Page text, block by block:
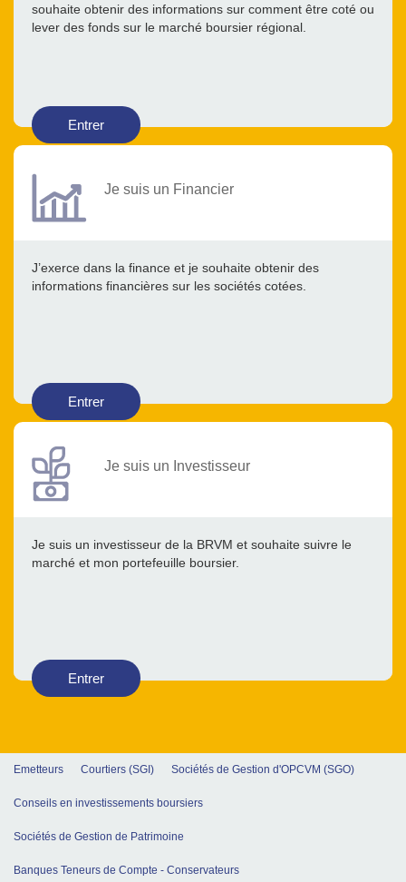
souhaite obtenir des informations sur comment être coté ou
lever des fonds sur le marché boursier régional.
Entrer
Je suis un Financier
J’exerce dans la finance et je souhaite obtenir des
informations financières sur les sociétés cotées.
Entrer
Je suis un Investisseur
Je suis un investisseur de la BRVM et souhaite suivre le
marché et mon portefeuille boursier.
Entrer
Emetteurs Courtiers (SGI) Sociétés de Gestion d'OPCVM (SGO)
Conseils en investissements boursiers
Sociétés de Gestion de Patrimoine
Banques Teneurs de Compte - Conservateurs